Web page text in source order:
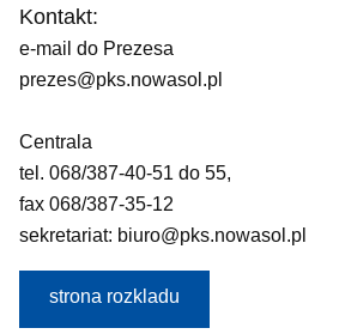
Kontakt:
e-mail do Prezesa
prezes@pks.nowasol.pl
Centrala
tel. 068/387-40-51 do 55,
fax 068/387-35-12
sekretariat: biuro@pks.nowasol.pl
strona rozkladu